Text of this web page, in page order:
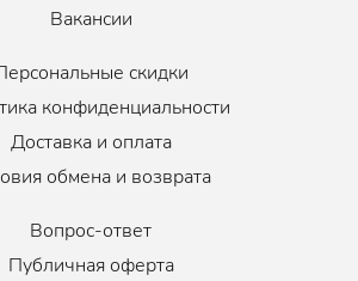
Вакансии
скидки
конфиденциальности
Доставка и оплата
обмена и возврата
Вопрос-ответ
Публичная оферта